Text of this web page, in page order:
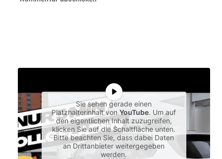
Sie sehen gerade einen
Platzhalterinhalt vonYouTube. Um auf
den eigentlichen Inhalt zuzugreifen,
klicken Sie auf die Schaltfläche unten.
Bitte beachten Sie, dass dabei Daten
an Drittanbieter weitergegeben
werden.